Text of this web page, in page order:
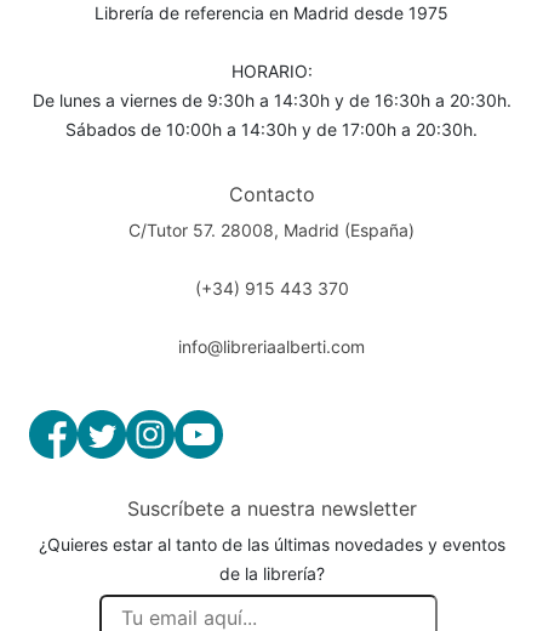
Librería de referencia en Madrid desde 1975
HORARIO:
De lunes a viernes de 9:30h a 14:30h y de 16:30h a 20:30h.
Sábados de 10:00h a 14:30h y de 17:00h a 20:30h.
Contacto
C/Tutor 57. 28008, Madrid (España)
(+34) 915 443 370
info@libreriaalberti.com
Suscríbete a nuestra newsletter
¿Quieres estar al tanto de las últimas novedades y eventos
de la librería?